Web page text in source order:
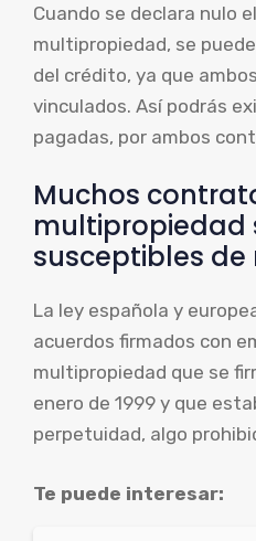
Cuando se declara nulo
multipropiedad, se
del crédito, ya que
vinculados. Así podrás
pagadas, por ambos
Muchos
multipropiedad
susceptibles de
La ley española y
acuerdos firmados con
multipropiedad que se
enero de 1999 y que
perpetuidad, algo
Te puede interesar: